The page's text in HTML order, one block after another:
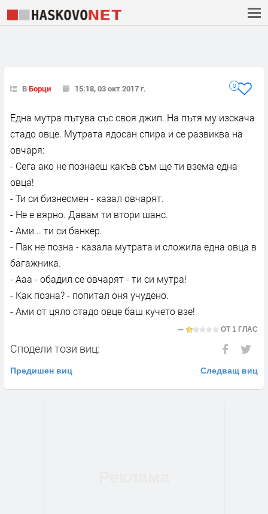
ВБорци 15:18, 03 окт 2017 г. 0
Една мутра пътува със своя джип. На пътя му изскача
стадо овце. Мутрата ядосан спира и се развиква на
овчаря:
- Сега ако не познаеш какъв съм ще ти взема една
овца!
- Ти си бизнесмен - казал овчарят.
- Не е вярно. Давам ти втори шанс.
- Ами... ти си банкер.
- Пак не позна - казала мутрата и сложила една овца в
багажника.
- Ааа - обадил се овчарят - ти си мутра!
- Как позна? - попитал оня учудено.
- Ами от цяло стадо овце баш кучето взе!
ОТ1 ГЛАС
Сподели този виц:
Предишен виц Следващ виц